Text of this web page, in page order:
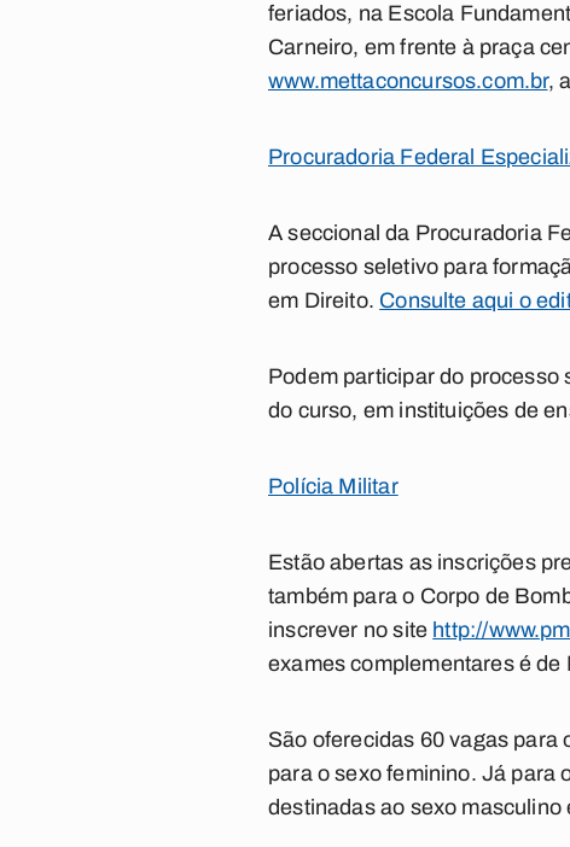
feriados, na Escola
Carneiro, em frente à praça
www.mettaconcursos.com.br,
Procuradoria Federal
A seccional da Procuradoria
processo seletivo para
em Direito. Consulte aqui o
Podem participar do processo
do curso, em instituições de
Polícia Militar
Estão abertas as inscrições
também para o Corpo de
inscrever no site http://
exames complementares é de
São oferecidas 60 vagas para
para o sexo feminino. Já para
destinadas ao sexo masculino